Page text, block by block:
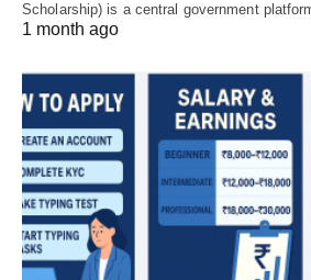
Scholarship) is a central government
1 month ago